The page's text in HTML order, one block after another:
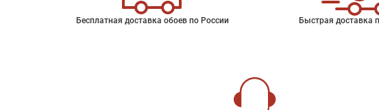
Бесплатная доставка обоев по России Быстрая доставка